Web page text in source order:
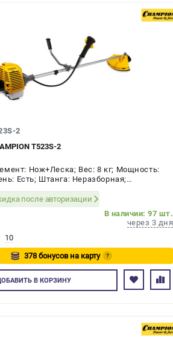
2
T523S-2
Нож+Леска; Вес: 8 кг; Мощность:
Есть; Штанга: Неразборная;
двигателя: 2-х тактный
после авторизации
В наличии: 97 шт.
через 3 дня
10
378 бонусов на карту
?
Авторизуйтесь
В КОРЗИНУ